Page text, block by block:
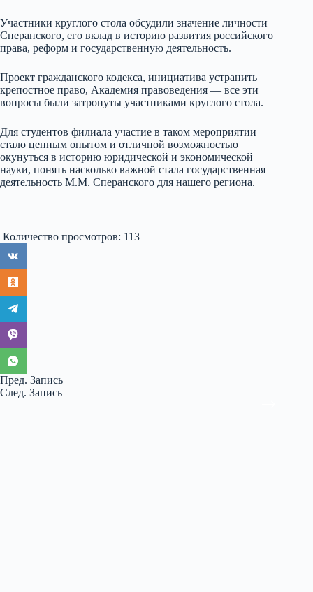
Участники круглого стола обсудили значение личности
Сперанского, его вклад в историю развития российского
права, реформ и государственную деятельность.
Проект гражданского кодекса, инициатива устранить
крепостное право, Академия правоведения — все эти
вопросы были затронуты участниками круглого стола.
Для студентов филиала участие в таком мероприятии
стало ценным опытом и отличной возможностью
окунуться в историю юридической и экономической
науки, понять насколько важной стала государственная
деятельность М.М. Сперанского для нашего региона.
Количество просмотров: 113
Пред. Запись
След. Запись